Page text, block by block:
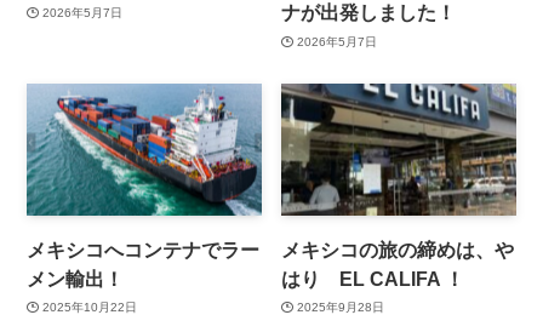
2026年5月7日
ナが出発しました！
2026年5月7日
メキシコへコンテナでラー
メン輸出！
2025年10月22日
メキシコの旅の締めは、や
はり EL CALIFA ！
2025年9月28日